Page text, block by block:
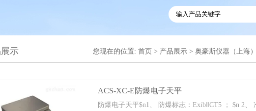
示 您现在的位置: 首页 > 产品展示 > 奥豪斯仪器（上海
ACS-XC-E防爆电子天平
防爆电子天平$n1、 防爆标志：ExibⅡCT5 ； $n 2、